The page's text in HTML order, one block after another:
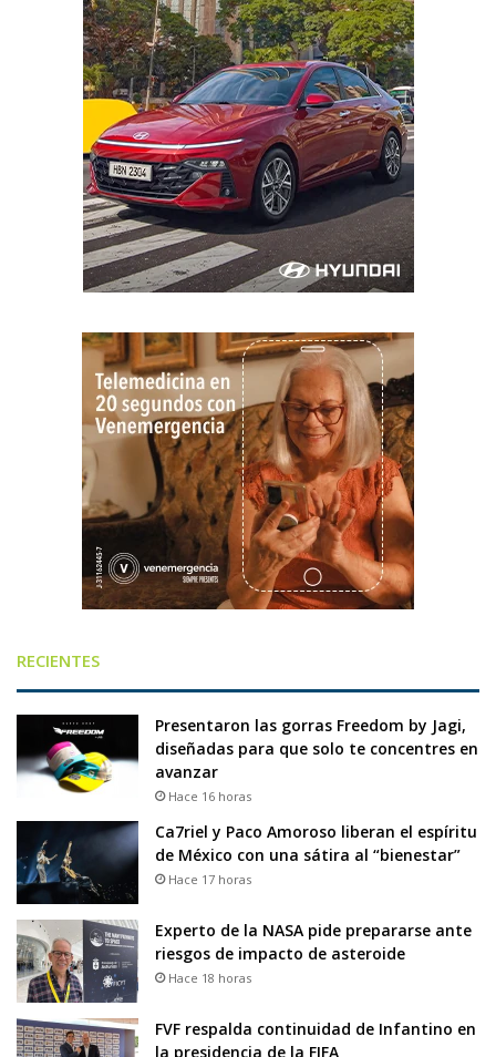
RECIENTES
Presentaron las gorras Freedom by Jagi,
diseñadas para que solo te concentres en
avanzar
Hace 16 horas
Ca7riel y Paco Amoroso liberan el espíritu
de México con una sátira al “bienestar”
Hace 17 horas
Experto de la NASA pide prepararse ante
riesgos de impacto de asteroide
Hace 18 horas
FVF respalda continuidad de Infantino en
la presidencia de la FIFA